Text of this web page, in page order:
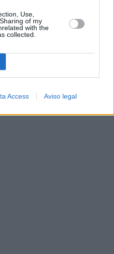
Use,
of my
with the
collected.
Access Aviso legal